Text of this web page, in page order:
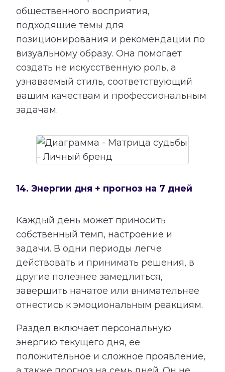
общественного восприятия,
подходящие темы для
позиционирования и рекомендации по
визуальному образу. Она помогает
создать не искусственную роль, а
узнаваемый стиль, соответствующий
вашим качествам и профессиональным
задачам.
14. Энергии дня + прогноз на 7 дней
Каждый день может приносить
собственный темп, настроение и
задачи. В одни периоды легче
действовать и принимать решения, в
другие полезнее замедлиться,
завершить начатое или внимательнее
отнестись к эмоциональным реакциям.
Раздел включает персональную
энергию текущего дня, ее
положительное и сложное проявление,